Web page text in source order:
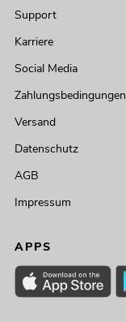
Support
Karriere
Social Media
Zahlungsbedingungen
Versand
Datenschutz
AGB
Impressum
APPS